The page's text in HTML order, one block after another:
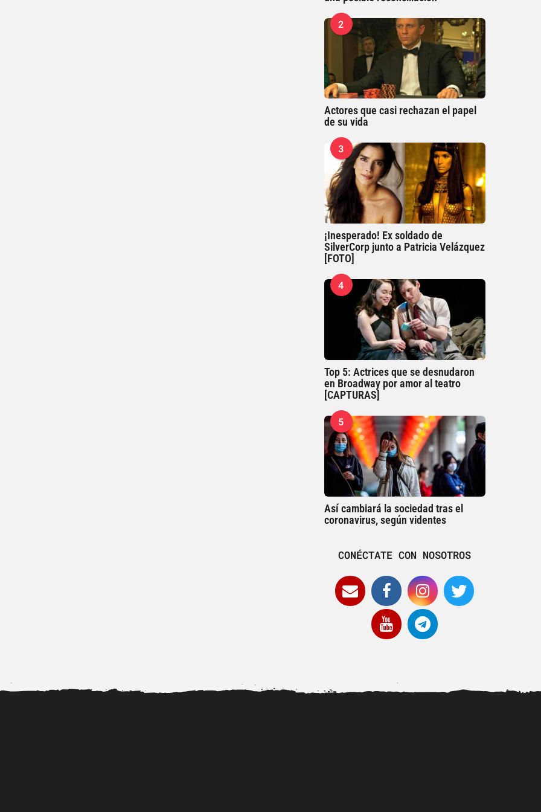
2
Actores que casi rechazan el papel
de su vida
3
¡Inesperado! Ex soldado de
SilverCorp junto a Patricia Velázquez
[FOTO]
4
Top 5: Actrices que se desnudaron
en Broadway por amor al teatro
[CAPTURAS]
5
Así cambiará la sociedad tras el
coronavirus, según videntes
CONÉCTATE CON NOSOTROS